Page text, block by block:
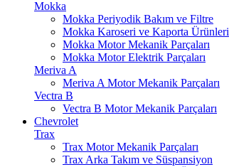
Mokka
Mokka Periyodik Bakım ve Filtre
Mokka Karoseri ve Kaporta Ürünleri
Mokka Motor Mekanik Parçaları
Mokka Motor Elektrik Parçaları
Meriva A
Meriva A Motor Mekanik Parçaları
Vectra B
Vectra B Motor Mekanik Parçaları
Chevrolet
Trax
Trax Motor Mekanik Parçaları
Trax Arka Takım ve Süspansiyon